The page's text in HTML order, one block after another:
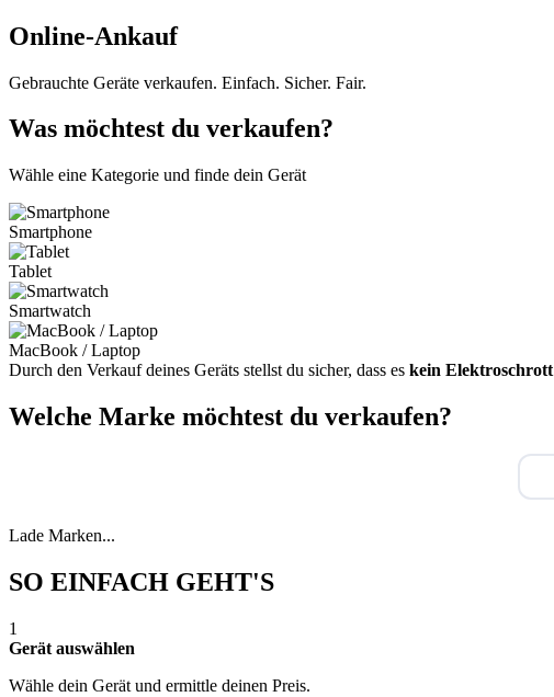
Online-Ankauf
Gebrauchte Geräte verkaufen. Einfach. Sicher. Fair.
Was möchtest du verkaufen?
Wähle eine Kategorie und finde dein Gerät
Smartphone
Tablet
Smartwatch
MacBook / Laptop
Durch den Verkauf deines Geräts stellst du sicher, dass es kein Elektroschrott
Welche Marke möchtest du verkaufen?
Lade Marken...
SO EINFACH GEHT'S
1
Gerät auswählen
Wähle dein Gerät und ermittle deinen Preis.